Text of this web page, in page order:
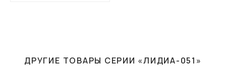
ДРУГИЕ ТОВАРЫ СЕРИИ «ЛИДИА-051»